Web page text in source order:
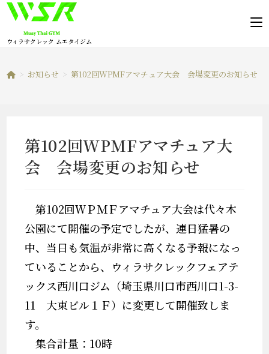
コ
ウィラサクレック ムエタイジム
> お知らせ > 第102回WPMFアマチュア大会 会場変更のお知らせ
第102回WPMFアマチュア大
会 会場変更のお知らせ
第102回ＷＰＭＦアマチュア大会は代々木
公園にて開催の予定でしたが、連日猛暑の
中、当日も気温が非常に高くなる予報になっ
ていることから、ウィラサクレックフェアテ
ックス西川口ジム（埼玉県川口市西川口1-3-
11 大東ビル１Ｆ）に変更して開催致しま
す。
集合計量：10時